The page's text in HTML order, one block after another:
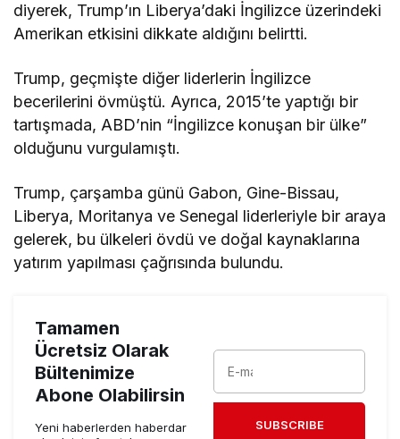
diyerek, Trump’ın Liberya’daki İngilizce üzerindeki
Amerikan etkisini dikkate aldığını belirtti.
Trump, geçmişte diğer liderlerin İngilizce
becerilerini övmüştü. Ayrıca, 2015’te yaptığı bir
tartışmada, ABD’nin “İngilizce konuşan bir ülke”
olduğunu vurgulamıştı.
Trump, çarşamba günü Gabon, Gine-Bissau,
Liberya, Moritanya ve Senegal liderleriyle bir araya
gelerek, bu ülkeleri övdü ve doğal kaynaklarına
yatırım yapılması çağrısında bulundu.
Tamamen
Ücretsiz Olarak
Bültenimize
Abone Olabilirsin
Yeni haberlerden haberdar
SUBSCRIBE